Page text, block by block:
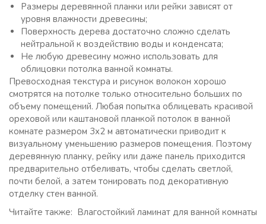
Размеры деревянной планки или рейки зависят от
уровня влажности древесины;
Поверхность дерева достаточно сложно сделать
нейтральной к воздействию воды и конденсата;
Не любую древесину можно использовать для
облицовки потолка ванной комнаты.
Превосходная текстура и рисунок волокон хорошо
смотрятся на потолке только относительно больших по
объему помещений. Любая попытка облицевать красивой
ореховой или каштановой планкой потолок в ванной
комнате размером 3х2 м автоматически приводит к
визуальному уменьшению размеров помещения. Поэтому
деревянную планку, рейку или даже панель приходится
предварительно отбеливать, чтобы сделать светлой,
почти белой, а затем тонировать под декоративную
отделку стен ванной.
Читайте также: Влагостойкий ламинат для ванной комнаты